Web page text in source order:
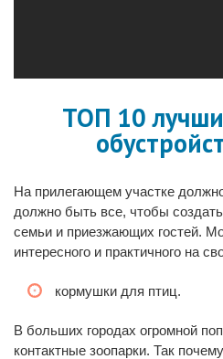
ТОП 10
На прилегающем участке
должно быть все, чтобы
семьи и приезжающих гостей.
интересного и практичного на
кормушки для птиц.
В больших городах огромной
контактные зоопарки. Так